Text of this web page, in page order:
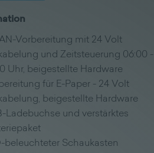
Vorbereitung mit 24 Volt
und Zeitsteuerung 06:00 -
Uhr, beigestellte Hardware
für E-Paper - 24 Volt
beigestellte Hardware
Ladebuchse und verstärktes
beleuchteter Schaukasten